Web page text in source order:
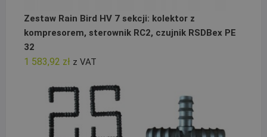
Zestaw Rain Bird HV 7 sekcji: kolektor z
kompresorem, sterownik RC2, czujnik RSDBex PE
32
1 583,92 zł z VAT